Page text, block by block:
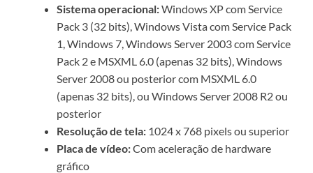
Sistema operacional:Windows XP com Service
Pack 3 (32 bits), Windows Vista com Service Pack
1, Windows 7, Windows Server 2003 com Service
Pack 2 e MSXML 6.0 (apenas 32 bits), Windows
Server 2008 ou posterior com MSXML 6.0
(apenas 32 bits), ou Windows Server 2008 R2 ou
posterior
Resolução de tela: 1024 x 768 pixels ou superior
Placa de vídeo:Com aceleração de hardware
gráfico